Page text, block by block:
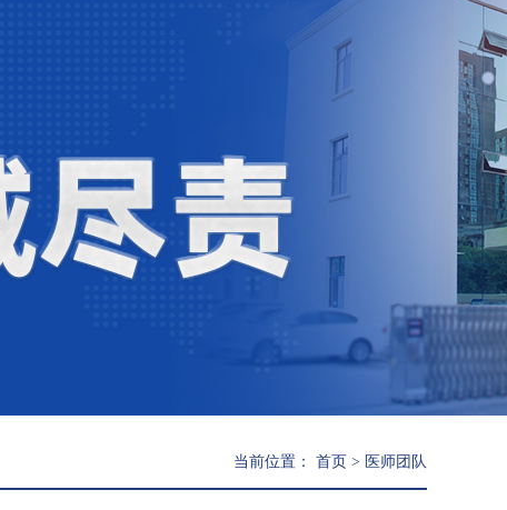
当前位置： 首页 > 医师团队